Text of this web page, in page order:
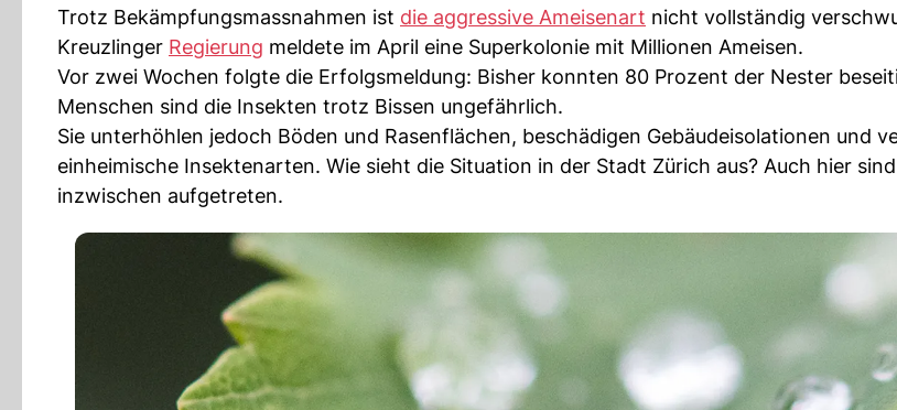
Trotz Bekämpfungsmassnahmen ist die aggressive Ameisenart nicht vollständig
Kreuzlinger Regierung meldete im April eine Superkolonie mit Millionen Ameisen.
Vor zwei Wochen folgte die Erfolgsmeldung: Bisher konnten 80 Prozent der Nester
Menschen sind die Insekten trotz Bissen ungefährlich.
Sie unterhöhlen jedoch Böden und Rasenflächen, beschädigen Gebäudeisolationen und
einheimische Insektenarten. Wie sieht die Situation in der Stadt Zürich aus? Auch hier
inzwischen aufgetreten.